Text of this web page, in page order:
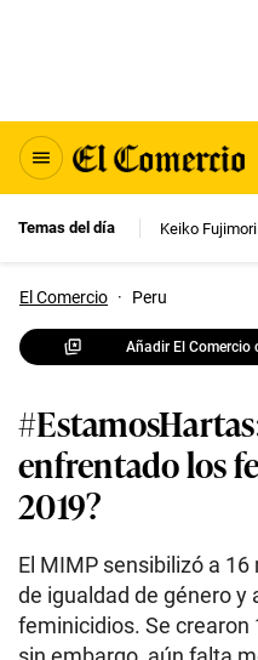
Temas del día Keiko Fujimori
El Comercio · Peru
Añadir El Comercio
enfrentado los
2019?
El MIMP sensibilizó a
de igualdad de género y
feminicidios. Se crearon